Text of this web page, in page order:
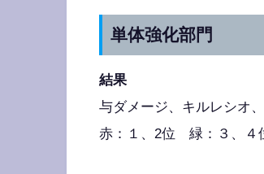
単体強化部門
結果
与ダメージ、キルレシオ
赤：１、2位 緑：３、